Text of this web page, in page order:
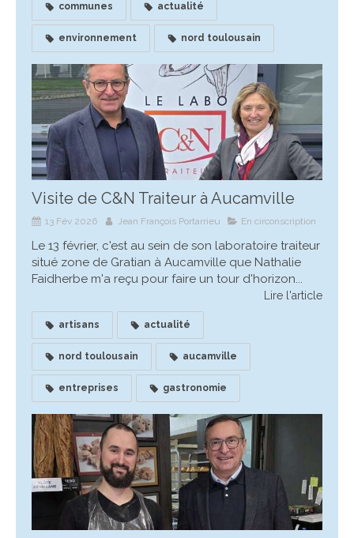
communes actualité
environnement nord toulousain
Visite de C&N Traiteur à Aucamville
13 Fév 2026 Jean François Portarrieu En circonscription
Le 13 février, c'est au sein de son laboratoire traiteur
situé zone de Gratian à Aucamville que Nathalie
Faidherbe m'a reçu pour faire un tour d'horizon...
Lire l'article
artisans actualité
nord toulousain aucamville
entreprises gastronomie